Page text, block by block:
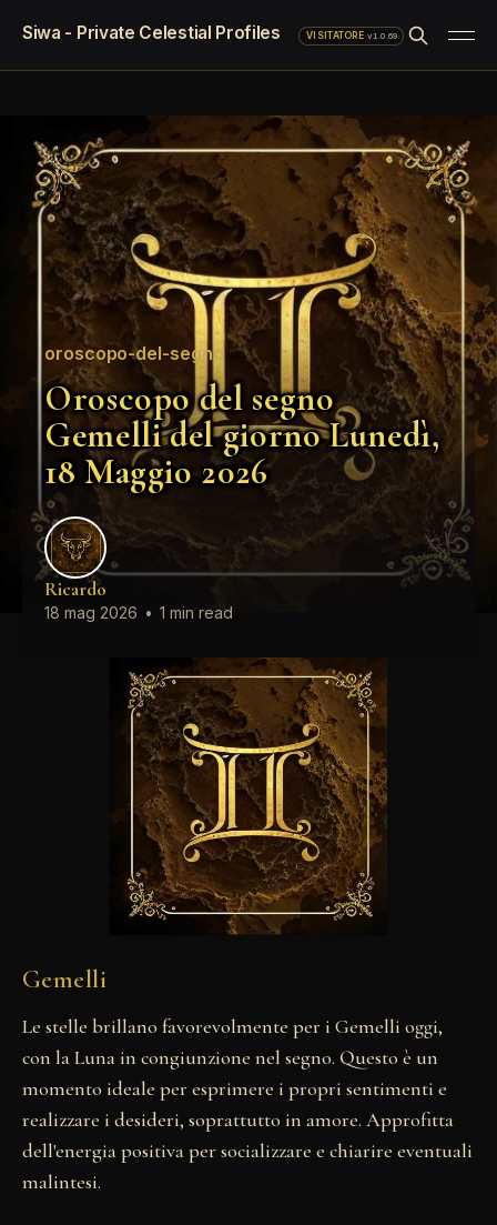
Siwa - Private Celestial Profiles VISITATORE·v1.0.69
oroscopo-del-segno
Oroscopo del segno
Gemelli del giorno Lunedì,
18 Maggio 2026
Ricardo
18 mag 2026 • 1 min read
Gemelli
Le stelle brillano favorevolmente per i Gemelli oggi,
con la Luna in congiunzione nel segno. Questo è un
momento ideale per esprimere i propri sentimenti e
realizzare i desideri, soprattutto in amore. Approfitta
dell'energia positiva per socializzare e chiarire eventuali
malintesi.